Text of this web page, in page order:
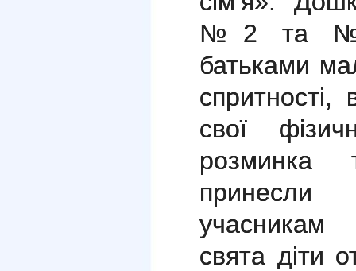
№2 та №4
батьками
спритності,
свої
розминка
принесли
учасникам
свята діти